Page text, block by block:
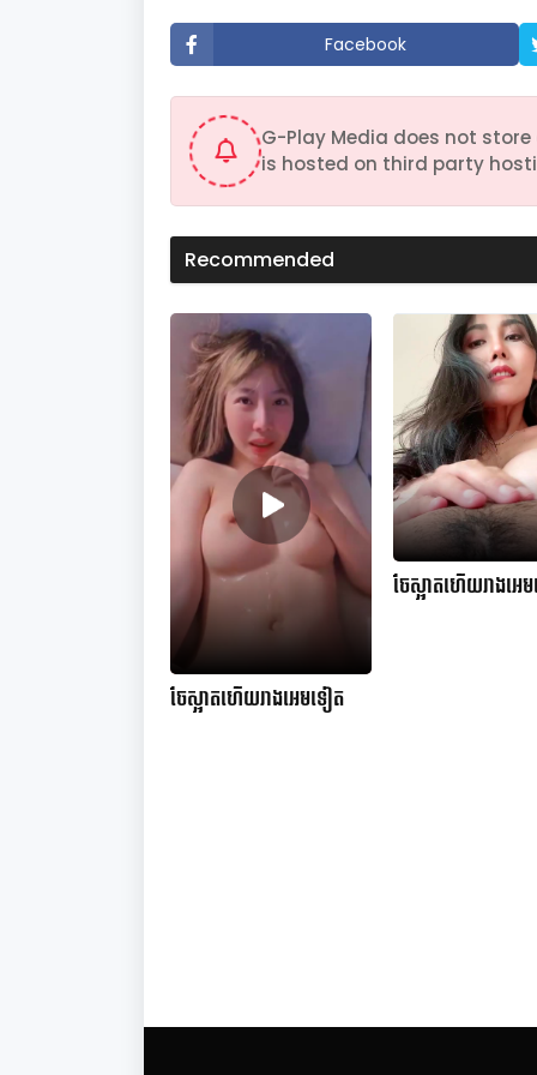
e
1
e
o
n
l
u
9
%
Facebook
G-Play Media does not
is hosted on third party
Recommended
ចែស្អាតហើយរាងអេមទៀត
ចែស្អាតហើយរាងអេ